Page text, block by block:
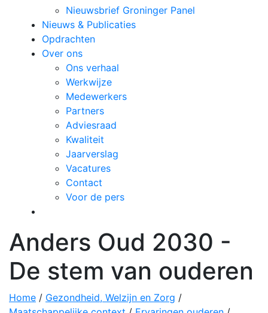
Nieuwsbrief Groninger Panel
Nieuws & Publicaties
Opdrachten
Over ons
Ons verhaal
Werkwijze
Medewerkers
Partners
Adviesraad
Kwaliteit
Jaarverslag
Vacatures
Contact
Voor de pers
Anders Oud 2030 -
De stem van ouderen
Home / Gezondheid, Welzijn en Zorg /